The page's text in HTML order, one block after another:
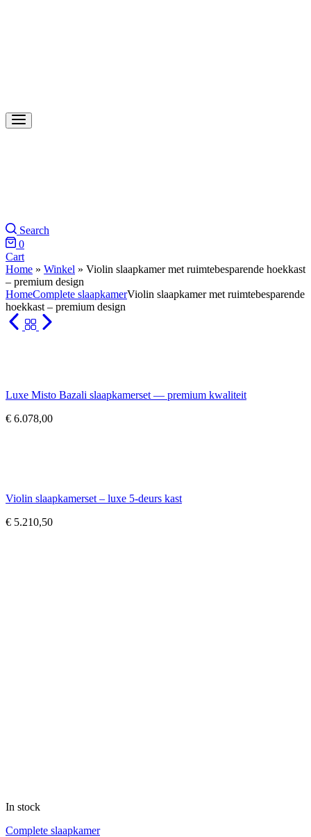
Search
0
Cart
Home » Winkel » Violin slaapkamer met ruimtebesparende hoekkast
– premium design
HomeComplete slaapkamerViolin slaapkamer met ruimtebesparende
hoekkast – premium design
Luxe Misto Bazali slaapkamerset — premium kwaliteit
€ 6.078,00
Violin slaapkamerset – luxe 5-deurs kast
€ 5.210,50
In stock
Complete slaapkamer